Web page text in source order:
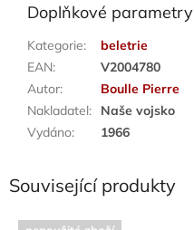
Doplňkové parametry
Kategorie:
beletrie
EAN:
V2004780
Autor:
Boulle Pierre
Nakladatel:
Naše vojsko
Vydáno: 1966
Související produkty